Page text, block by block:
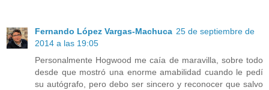
Fernando López Vargas-Machuca 25 de septiembre de
2014 a las 19:05
Personalmente Hogwood me caía de maravilla, sobre todo
desde que mostró una enorme amabilidad cuando le pedí
su autógrafo, pero debo ser sincero y reconocer que salvo